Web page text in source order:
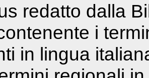
redatto dalla
i
in lingua